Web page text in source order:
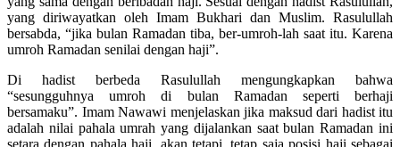
yang diriwayatkan oleh Imam Bukhari dan Muslim. Rasulullah
bersabda, “jika bulan Ramadan tiba, ber-umroh-lah saat itu. Karena
umroh Ramadan senilai dengan haji”.
Di hadist berbeda Rasulullah mengungkapkan bahwa
“sesungguhnya umroh di bulan Ramadan seperti berhaji
bersamaku”. Imam Nawawi menjelaskan jika maksud dari hadist itu
adalah nilai pahala umrah yang dijalankan saat bulan Ramadan ini
setara dengan pahala haji. akan tetapi, tetap saja posisi haji sebagai